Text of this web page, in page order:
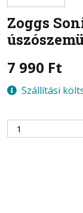
Zoggs
7 990 Ft
Szállítási